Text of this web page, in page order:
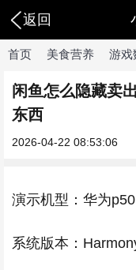
返回
首页 美食营养 游戏
闲鱼怎么隐藏卖
东西
2026-04-22 08:53:06
演示机型：华为p50
系统版本：